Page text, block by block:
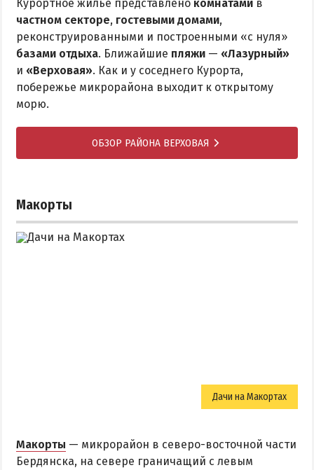
Курортное жилье представлено комнатами в
частном секторе, гостевыми домами,
реконструированными и построенными «с нуля»
базами отдыха. Ближайшие пляжи — «Лазурный»
и «Верховая». Как и у соседнего Курорта,
побережье микрорайона выходит к открытому
морю.
ОБЗОР РАЙОНА ВЕРХОВАЯ
Макорты
Дачи на Макортах
Макорты — микрорайон в северо-восточной части
Бердянска, на севере граничащий с левым